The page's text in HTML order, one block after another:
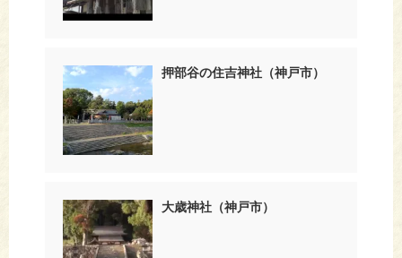
押部谷の住吉神社（神戸市）
大歳神社（神戸市）